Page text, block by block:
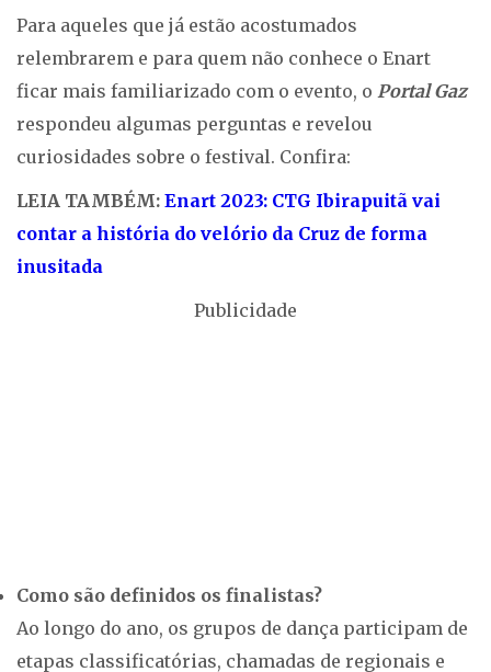
Para aqueles que já estão acostumados
relembrarem e para quem não conhece o Enart
ficar mais familiarizado com o evento, o Portal Gaz
respondeu algumas perguntas e revelou
curiosidades sobre o festival. Confira:
LEIA TAMBÉM: Enart 2023: CTG Ibirapuitã vai
contar a história do velório da Cruz de forma
inusitada
Publicidade
Como são definidos os finalistas?
Ao longo do ano, os grupos de dança participam de
etapas classificatórias, chamadas de regionais e